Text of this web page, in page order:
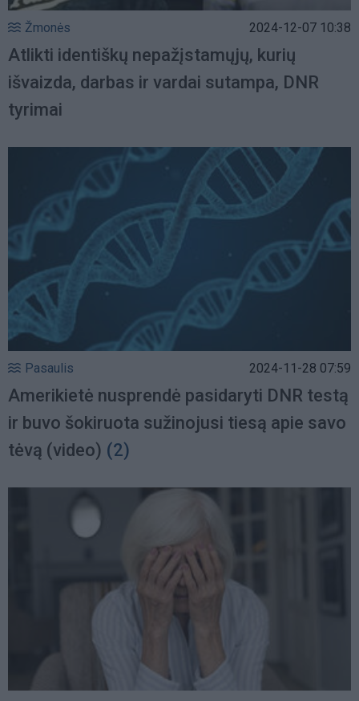
Žmonės 2024-12-07 10:38
Atlikti identiškų nepažįstamųjų, kurių
išvaizda, darbas ir vardai sutampa, DNR
tyrimai
Pasaulis 2024-11-28 07:59
Amerikietė nusprendė pasidaryti DNR testą
ir buvo šokiruota sužinojusi tiesą apie savo
tėvą (video) (2)